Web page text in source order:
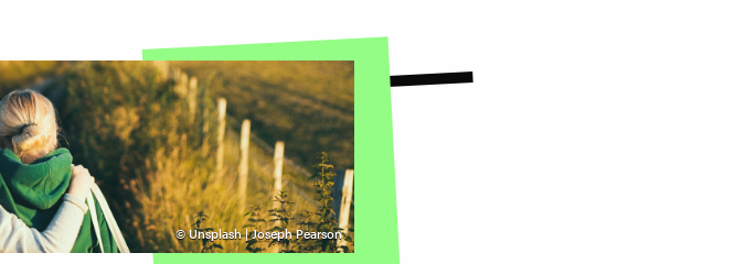
©Unsplash | Joseph Pearson